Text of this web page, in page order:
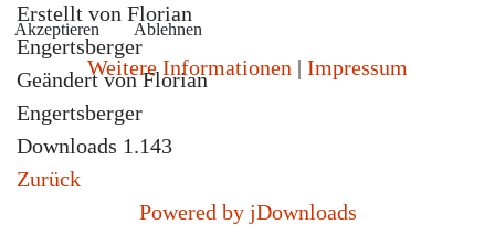
Erstellt von Florian
Engertsberger
Geändert vonFlorian
Engertsberger
Downloads 1.143
Zurück
Powered by jDownloads
Akzeptieren Ablehnen
Weitere Informationen | Impressum